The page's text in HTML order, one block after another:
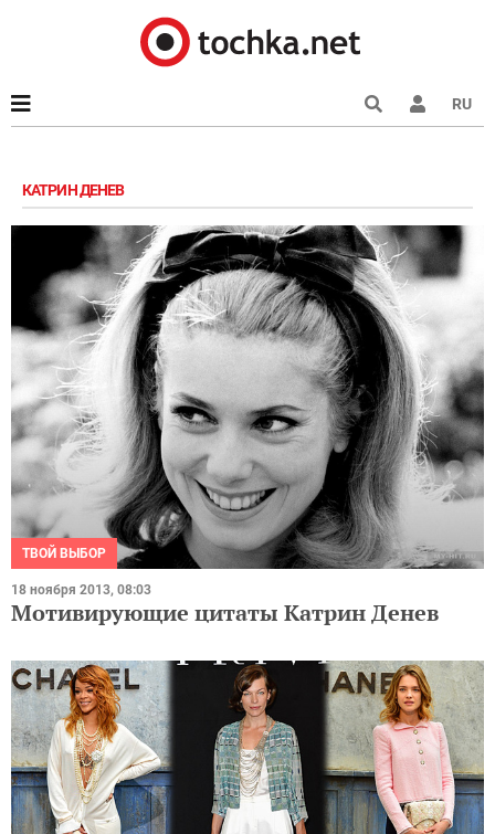
RU
КАТРИН ДЕНЕВ
ТВОЙ ВЫБОР
18 ноября 2013, 08:03
Мотивирующие цитаты Катрин Денев